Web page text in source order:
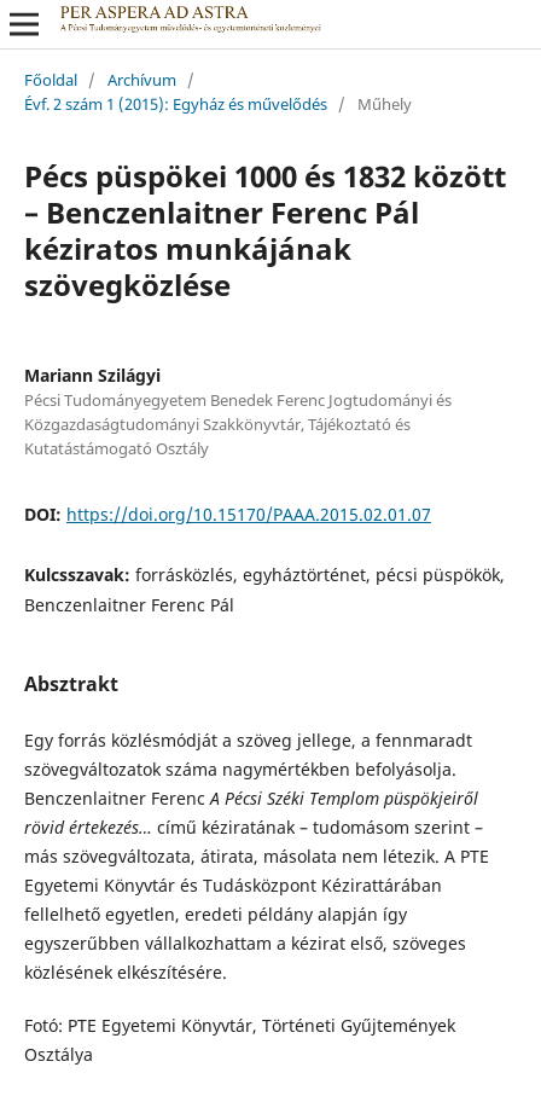
Főoldal / Archívum /
Évf. 2 szám 1 (2015): Egyház és művelődés / Műhely
Pécs püspökei 1000 és 1832 között
– Benczenlaitner Ferenc Pál
kéziratos munkájának
szövegközlése
Mariann Szilágyi
Pécsi Tudományegyetem Benedek Ferenc Jogtudományi és
Közgazdaságtudományi Szakkönyvtár, Tájékoztató és
Kutatástámogató Osztály
DOI: https://doi.org/10.15170/PAAA.2015.02.01.07
Kulcsszavak: forrásközlés, egyháztörténet, pécsi püspökök,
Benczenlaitner Ferenc Pál
Absztrakt
Egy forrás közlésmódját a szöveg jellege, a fennmaradt
szövegváltozatok száma nagymértékben befolyásolja.
Benczenlaitner FerencAPécsi Széki Templom püspökjeiről
rövid értekezés… című kéziratának – tudomásom szerint –
más szövegváltozata, átirata, másolata nem létezik. A PTE
Egyetemi Könyvtár és Tudásközpont Kézirattárában
fellelhető egyetlen, eredeti példány alapján így
egyszerűbben vállalkozhattam a kézirat első, szöveges
közlésének elkészítésére.
Fotó: PTE Egyetemi Könyvtár, Történeti Gyűjtemények
Osztálya